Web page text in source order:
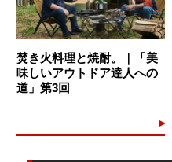
焚き火料理と焼酎。｜「美
味しいアウトドア達人への
道」第3回